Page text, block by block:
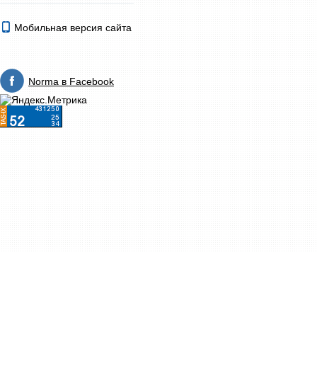
Мобильная версия сайта
Norma в Facebook